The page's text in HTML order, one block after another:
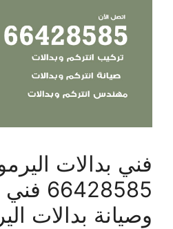
فني بدالات
وصيانة بدالات